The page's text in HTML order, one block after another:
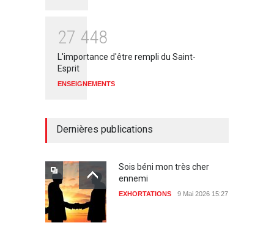
27 448
L'importance d'être rempli du Saint-
Esprit
ENSEIGNEMENTS
Dernières publications
Sois béni mon très cher
ennemi
EXHORTATIONS 9 Mai 2026 15:27